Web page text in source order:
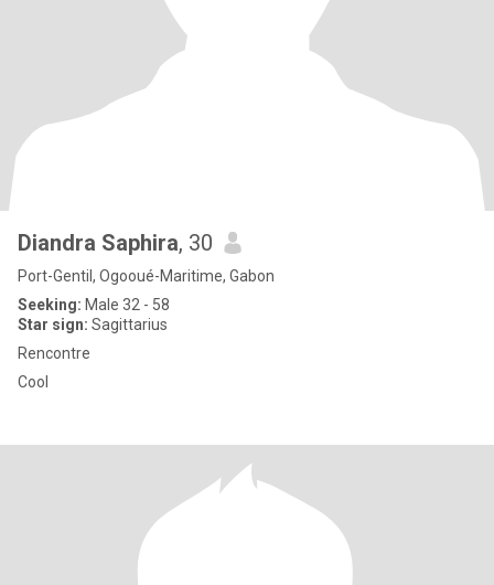
Diandra Saphira, 30
Port-Gentil, Ogooué-Maritime, Gabon
Seeking: Male 32 - 58
Star sign: Sagittarius
Rencontre
Cool